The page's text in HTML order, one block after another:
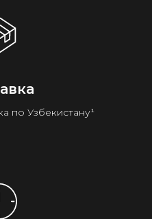
по Узбекистану¹